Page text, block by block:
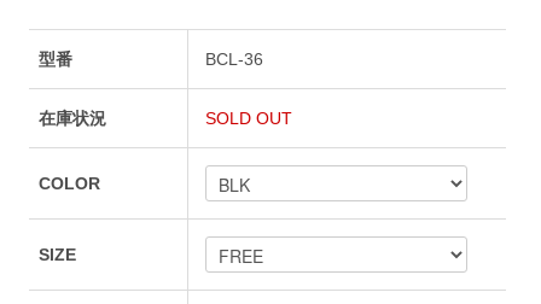
型番 BCL-36
在庫状況 SOLD OUT
COLOR
SIZE